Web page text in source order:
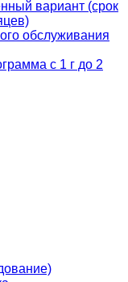
вариант (срок
обслуживания
с 1 г до 2